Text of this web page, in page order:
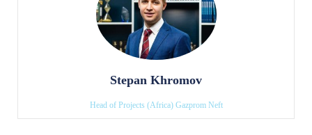
Stepan Khromov
Head of Projects (Africa) Gazprom Neft